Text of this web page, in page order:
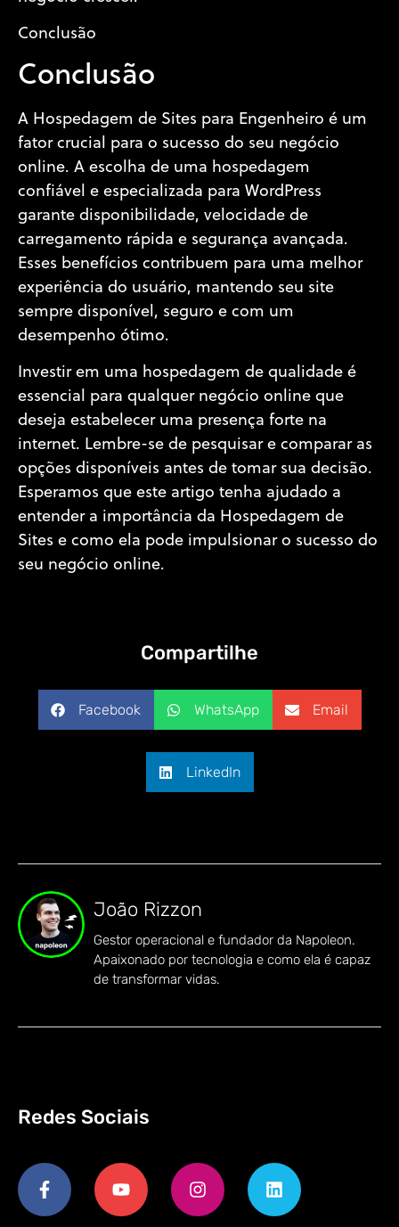
Conclusão
Conclusão
A Hospedagem de Sites para Engenheiro é um
fator crucial para o sucesso do seu negócio
online. A escolha de uma hospedagem
confiável e especializada para WordPress
garante disponibilidade, velocidade de
carregamento rápida e segurança avançada.
Esses benefícios contribuem para uma melhor
experiência do usuário, mantendo seu site
sempre disponível, seguro e com um
desempenho ótimo.
Investir em uma hospedagem de qualidade é
essencial para qualquer negócio online que
deseja estabelecer uma presença forte na
internet. Lembre-se de pesquisar e comparar as
opções disponíveis antes de tomar sua decisão.
Esperamos que este artigo tenha ajudado a
entender a importância da Hospedagem de
Sites e como ela pode impulsionar o sucesso do
seu negócio online.
Compartilhe
Facebook WhatsApp Email
LinkedIn
João Rizzon
Gestor operacional e fundador da Napoleon.
Apaixonado por tecnologia e como ela é capaz
de transformar vidas.
Redes Sociais